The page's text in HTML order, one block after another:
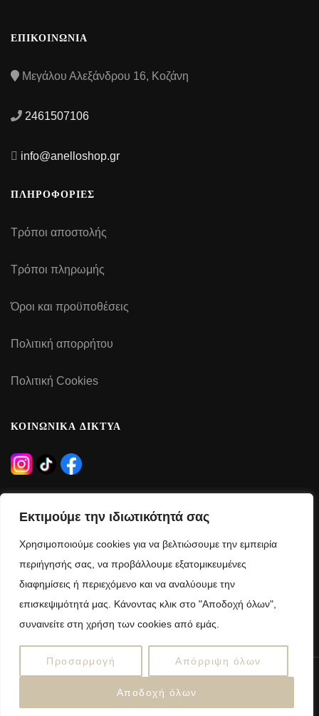
Εκτιμούμε την ιδιωτικότητά σας
Χρησιμοποιούμε cookies για να βελτιώσουμε την εμπειρία
περιήγησής σας, να προβάλλουμε εξατομικευμένες
διαφημίσεις ή περιεχόμενο και να αναλύουμε την
επισκεψιμότητά μας. Κάνοντας κλικ στο "Αποδοχή όλων",
συναινείτε στη χρήση των cookies από εμάς.
Προσαρμογή Απόρριψη όλων
Αποδοχή όλων
ΕΠΙΚΟΙΝΩΝΙΑ
Μεγάλου Αλεξάνδρου 16, Κοζάνη
2461507106
info@anelloshop.gr
ΠΛΗΡΟΦΟΡΙΕΣ
Τρόποι αποστολής
Τρόποι πληρωμής
Όροι και προϋποθέσεις
Πολιτική απορρήτου
Πολιτική Cookies
ΚΟΙΝΩΝΙΚΑ ΔΙΚΤΥΑ
Δευτέρα – Τρίτη – Πέμπτη – Παρασκευή:
09:00 – 21:00
Τετάρτη – Σάββατο:
09:00 – 15:00
Copyright © 2025 anelloshop.gr